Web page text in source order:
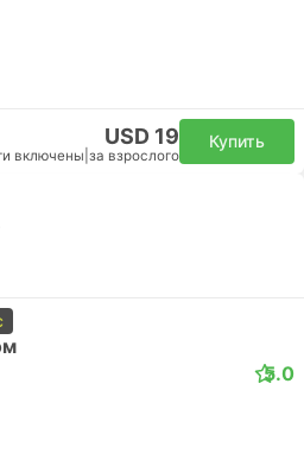
USD 19
включены за взрослого
Купить
5.0